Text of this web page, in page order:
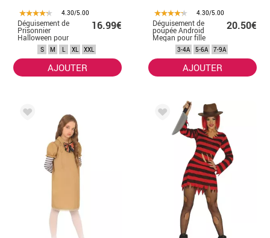
4.30/5.00
Déguisement de
Prisonnier
Halloween pour
homme
16.99€
S M L XL XXL
AJOUTER
4.30/5.00
Déguisement de
poupée Android
Megan pour fille
20.50€
3-4A 5-6A 7-9A
AJOUTER